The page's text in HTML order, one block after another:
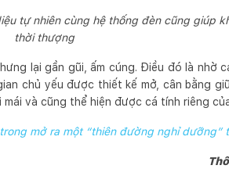
tự nhiên cùng hệ thống đèn cũng giúp
thời thượng
lại gần gũi, ấm cúng. Điều đó là nhờ
chủ yếu được thiết kế mở, cân bằng
và cũng thể hiện được cá tính riêng
mở ra một “thiên đường nghỉ dưỡng”